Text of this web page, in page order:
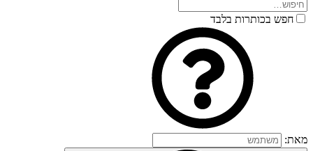
חפש בכותרות בלבד
מאת: